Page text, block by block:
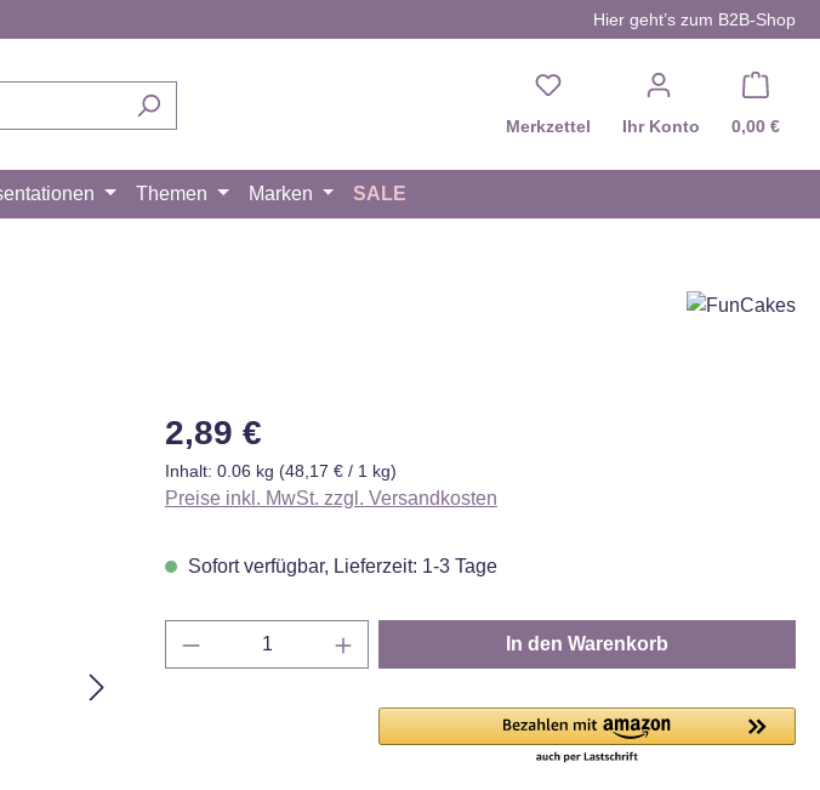
Hier geht’s zum B2B-Shop
Merkzettel Du hast 0 Produkte auf
Ihr Konto 0,00 €
Themen Marken SALE
Regulärer Preis:
2,89 €
Inhalt: 0.06 kg (48,17 € / 1 kg)
Preise inkl. MwSt. zzgl. Versandkosten
Sofort verfügbar, Lieferzeit: 1-3 Tage
Produkt Anzahl: Gib den gewünschten Wert ein
In den Warenkorb